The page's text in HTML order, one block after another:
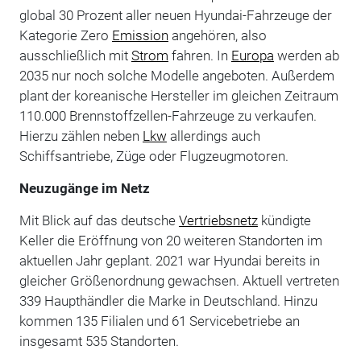
global 30 Prozent aller neuen Hyundai-Fahrzeuge der
Kategorie Zero Emission angehören, also
ausschließlich mit Strom fahren. In Europa werden ab
2035 nur noch solche Modelle angeboten. Außerdem
plant der koreanische Hersteller im gleichen Zeitraum
110.000 Brennstoffzellen-Fahrzeuge zu verkaufen.
Hierzu zählen neben Lkw allerdings auch
Schiffsantriebe, Züge oder Flugzeugmotoren.
Neuzugänge im Netz
Mit Blick auf das deutsche Vertriebsnetzkündigte
Keller die Eröffnung von 20 weiteren Standorten im
aktuellen Jahr geplant. 2021 war Hyundai bereits in
gleicher Größenordnung gewachsen. Aktuell vertreten
339 Haupthändler die Marke in Deutschland. Hinzu
kommen 135 Filialen und 61 Servicebetriebe an
insgesamt 535 Standorten.